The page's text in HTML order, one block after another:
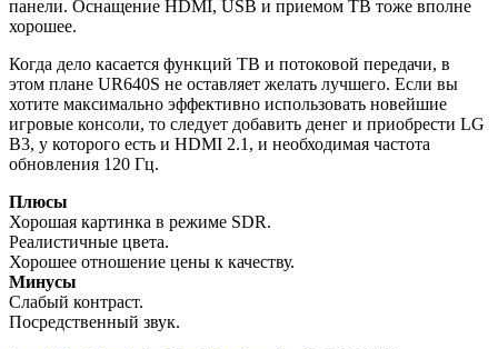
панели. Оснащение HDMI, USB и приемом ТВ тоже вполне
хорошее.
Когда дело касается функций ТВ и потоковой передачи, в
этом плане UR640S не оставляет желать лучшего. Если вы
хотите максимально эффективно использовать новейшие
игровые консоли, то следует добавить денег и приобрести LG
B3, у которого есть и HDMI 2.1, и необходимая частота
обновления 120 Гц.
Плюсы
Хорошая картинка в режиме SDR.
Реалистичные цвета.
Хорошее отношение цены к качеству.
Минусы
Слабый контраст.
Посредственный звук.